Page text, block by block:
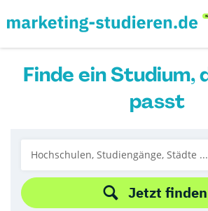
Finde ein Studium,
passt
Jetzt finden